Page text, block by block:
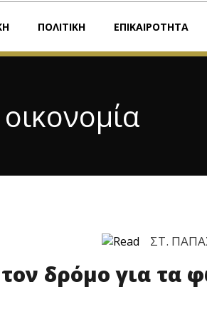
ΠΟΛΙΤΙΚΗ ΕΠΙΚΑΙΡΟΤΗΤΑ
οικονομία
ΣΤ.
δρόμο για τα